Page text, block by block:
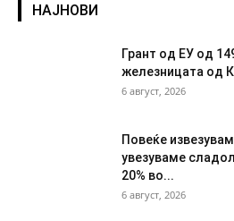
НАЈНОВИ
Грант од ЕУ од
железницата од
6 август, 2026
Повеќе
увезуваме
20% во...
6 август, 2026